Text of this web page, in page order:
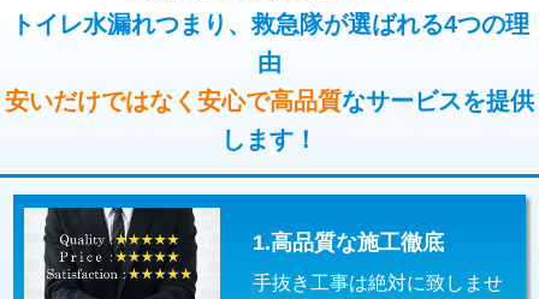
モルタル補修（厚さ10㎝超え） 38,500円
理・調整・分解・加工など（軽作業）
止水・漏水調査・防水処理・清掃・修
理・調整・分解・加工など（中作業）
止水・漏水調査・防水処理・清掃・修
その他部品の脱着
交換・取付（タンク） 22,000円+材料費
トイレ水漏れつまり、救急隊が選ばれる4つの理
由
安いだけではなく安心で高品質なサービスを提供
します！
1.高品質な施工徹底
手抜き工事は絶対に致しませ